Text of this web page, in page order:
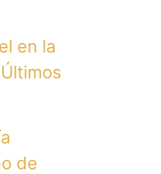
en la
de